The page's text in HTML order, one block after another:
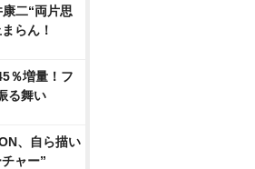
二“両片思
らん！
％増量！フ
る舞い
、自ら描い
ャー”